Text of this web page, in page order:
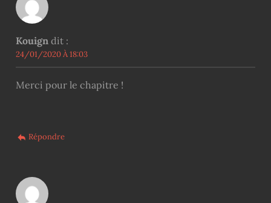
Kouign dit :
24/01/2020 À 18:03
Merci pour le chapitre !
Répondre